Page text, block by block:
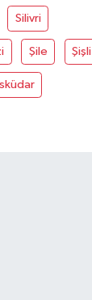
Silivri
Şile Şişli